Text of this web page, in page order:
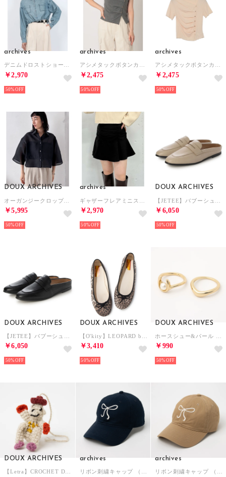
archives
デニムドロストショートシャツ （BLU）
￥2,970
50%
archives
アシメタックボタンカットTOPS 5S （CHGY）
￥2,475
50%
archives
アシメタックボタンカットTOPS 5S （YEL）
￥2,475
50%
DOUX ARCHIVES
￥5,995
50%
archives
￥2,970
50%
DOUX ARCHIVES
￥6,050
50%
DOUX ARCHIVES
￥6,050
50%
DOUX ARCHIVES
￥3,410
50%
DOUX ARCHIVES
￥990
50%
DOUX ARCHIVES archives archives